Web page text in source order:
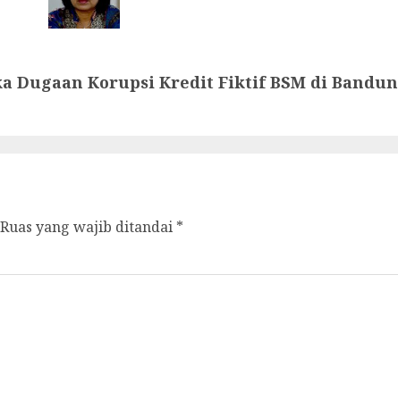
Dugaan Korupsi Kredit Fiktif BSM di
Ruas yang wajib ditandai *